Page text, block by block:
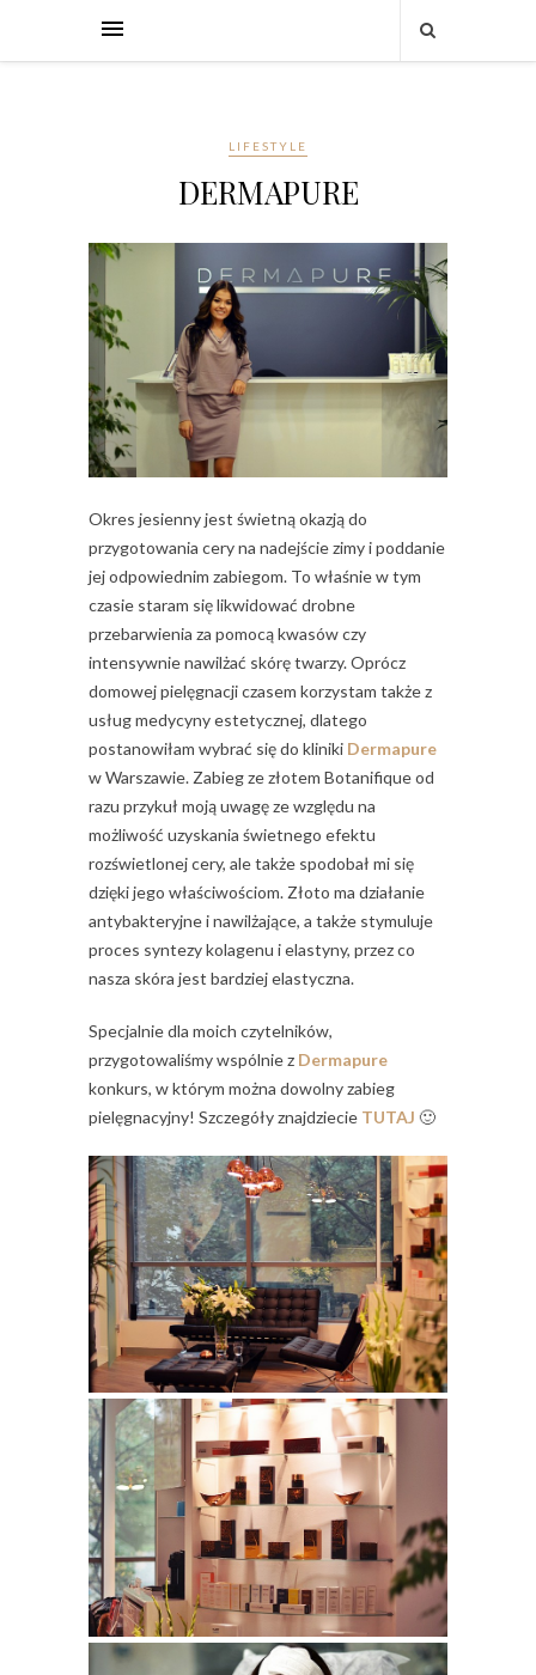
LIFESTYLE
DERMAPURE
Okres jesienny jest świetną okazją do
przygotowania cery na nadejście zimy i poddanie
jej odpowiednim zabiegom. To właśnie w tym
czasie staram się likwidować drobne
przebarwienia za pomocą kwasów czy
intensywnie nawilżać skórę twarzy. Oprócz
domowej pielęgnacji czasem korzystam także z
usług medycyny estetycznej, dlatego
postanowiłam wybrać się do kliniki Dermapure
w Warszawie. Zabieg ze złotem Botanifique od
razu przykuł moją uwagę ze względu na
możliwość uzyskania świetnego efektu
rozświetlonej cery, ale także spodobał mi się
dzięki jego właściwościom. Złoto ma działanie
antybakteryjne i nawilżające, a także stymuluje
proces syntezy kolagenu i elastyny, przez co
nasza skóra jest bardziej elastyczna.
Specjalnie dla moich czytelników,
przygotowaliśmy wspólnie z Dermapure
konkurs, w którym można dowolny zabieg
pielęgnacyjny! Szczegóły znajdziecie TUTAJ 🙂